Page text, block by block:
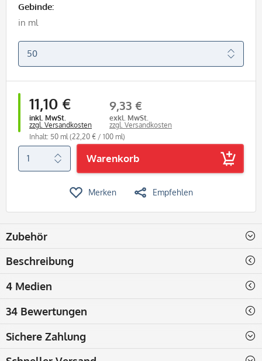
Gebinde:
in ml
11,10 €
inkl. MwSt.
zzgl. Versandkosten
9,33 €
exkl. MwSt.
zzgl. Versandkosten
Inhalt: 50 ml (22,20 € / 100 ml)
Warenkorb
Merken Empfehlen
Zubehör
Beschreibung
4 Medien
34 Bewertungen
Sichere Zahlung